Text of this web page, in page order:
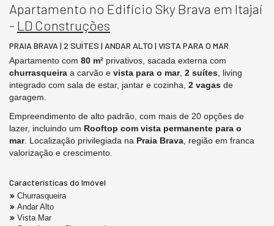
Apartamento no Edifício Sky Brava em Itajaí
- LD Construções
PRAIA BRAVA | 2 SUÍTES | ANDAR ALTO | VISTA PARA O MAR
Apartamento com 80 m² privativos, sacada externa com
churrasqueira a carvão e vista para o mar, 2 suítes, living
integrado com sala de estar, jantar e cozinha, 2 vagas de
garagem.
Empreendimento de alto padrão, com mais de 20 opções de
lazer, incluindo um Rooftop com vista permanente para o
mar. Localização privilegiada na Praia Brava , região em franca
valorização e crescimento.
Características do Imóvel
Churrasqueira
Andar Alto
Vista Mar